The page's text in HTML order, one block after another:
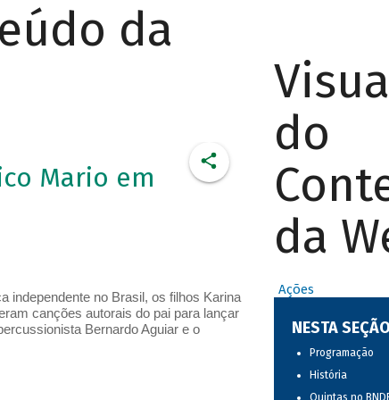
da
Mario em
independente no Brasil, os filhos Karina
canções autorais do pai para lançar
Bernardo Aguiar e o
do
da
Ações
NESTA SEÇÃO
Programação
História